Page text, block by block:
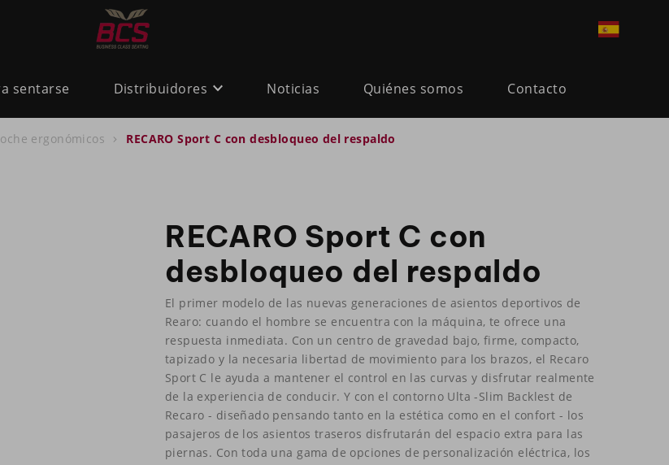
sentarse Distribuidores Noticias Quiénes somos Contacto
ergonómicos RECARO Sport C con desbloqueo del respaldo
RECARO Sport C con
desbloqueo del respaldo
El primer modelo de las nuevas generaciones de asientos deportivos de
Rearo: cuando el hombre se encuentra con la máquina, te ofrece una
respuesta inmediata. Con un centro de gravedad bajo, firme, compacto,
tapizado y la necesaria libertad de movimiento para los brazos, el Recaro
Sport C le ayuda a mantener el control en las curvas y disfrutar realmente
de la experiencia de conducir. Y con el contorno Ulta -Slim Backlest de
Recaro - diseñado pensando tanto en la estética como en el confort - los
pasajeros de los asientos traseros disfrutarán del espacio extra para las
piernas. Con toda una gama de opciones de personalización eléctrica, los